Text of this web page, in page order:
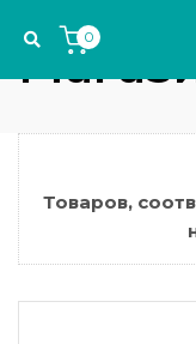
links
Skip
to
content
0
Товаров,